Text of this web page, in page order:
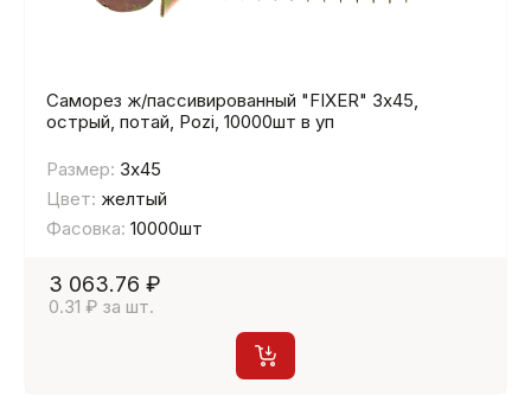
Саморез ж/пассивированный "FIXER" 3х45,
острый, потай, Pozi, 10000шт в уп
Размер: 3х45
Цвет: желтый
Фасовка: 10000шт
3 063.76 ₽
0.31 ₽ за шт.